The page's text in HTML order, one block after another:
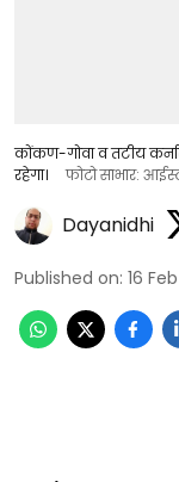
कोंकण-गोवा व तटीय
रहेगा।
फोटो साभार:
Dayanidhi
Published on: 16